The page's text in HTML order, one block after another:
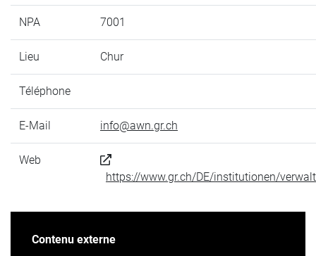
NPA 7001
Lieu Chur
Téléphone
E-Mail info@awn.gr.ch
Web
https://www.gr.ch/DE/institutionen/
Contenu externe